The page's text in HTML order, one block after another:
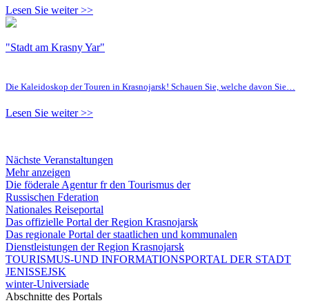
Lesen Sie weiter >>
"Stadt am Krasny Yar"
Die Kaleidoskop der Touren in Krasnojarsk! Schauen Sie, welche davon Sie…
Lesen Sie weiter >>
Nächste Veranstaltungen
Mehr anzeigen
Die föderale Agentur fr den Tourismus der
Russischen Fderation
Nationales Reiseportal
Das offizielle Portal der Region Krasnojarsk
Das regionale Portal der staatlichen und kommunalen
Dienstleistungen der Region Krasnojarsk
TOURISMUS-UND INFORMATIONSPORTAL DER STADT
JENISSEJSK
winter-Universiade
Abschnitte des Portals